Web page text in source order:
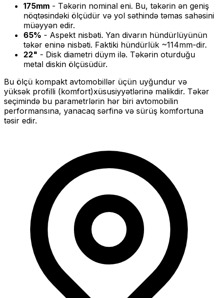
175mm - Təkərin nominal eni. Bu, təkərin ən geniş
nöqtəsindəki ölçüdür və yol səthində təmas sahəsini
müəyyən edir.
65% - Aspekt nisbəti. Yan divarın hündürlüyünün
təkər eninə nisbəti. Faktiki hündürlük ~114mm-dir.
22" - Disk diametri düym ilə. Təkərin oturduğu
metal diskin ölçüsüdür.
Bu ölçü kompakt avtomobillər üçün uyğundur və
yüksək profilli (komfort)xüsusiyyətlərinə malikdir. Təkər
seçimində bu parametrlərin hər biri avtomobilin
performansına, yanacaq sərfinə və sürüş komfortuna
təsir edir.